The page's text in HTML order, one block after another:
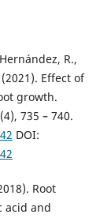
R.,
Effect of
growth.
735 – 740.
DOI:
Root
acid and